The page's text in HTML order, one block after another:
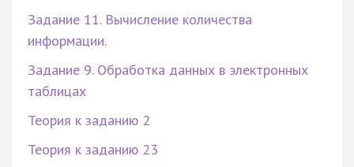
Задание 11. Вычисление количества
информации.
Задание 9. Обработка данных в электронных
таблицах
Теория к заданию 2
Теория к заданию 23